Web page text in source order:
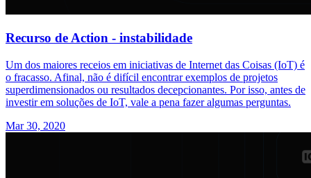
Recurso de Action - instabilidade
Um dos maiores receios em iniciativas de Internet das Coisas (IoT) é
o fracasso. Afinal, não é difícil encontrar exemplos de projetos
superdimensionados ou resultados decepcionantes. Por isso, antes de
investir em soluções de IoT, vale a pena fazer algumas perguntas.
Mar 30, 2020